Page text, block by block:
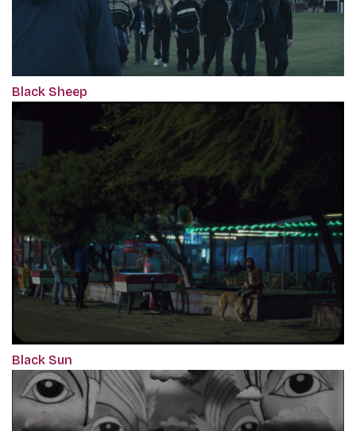
Black Sheep
Black Sun